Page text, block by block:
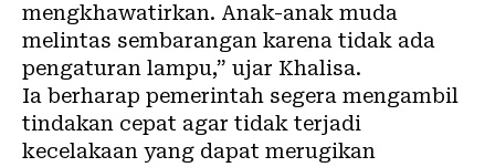
mengkhawatirkan. Anak-anak muda
melintas sembarangan karena tidak ada
pengaturan lampu,” ujar Khalisa.
Ia berharap pemerintah segera mengambil
tindakan cepat agar tidak terjadi
kecelakaan yang dapat merugikan